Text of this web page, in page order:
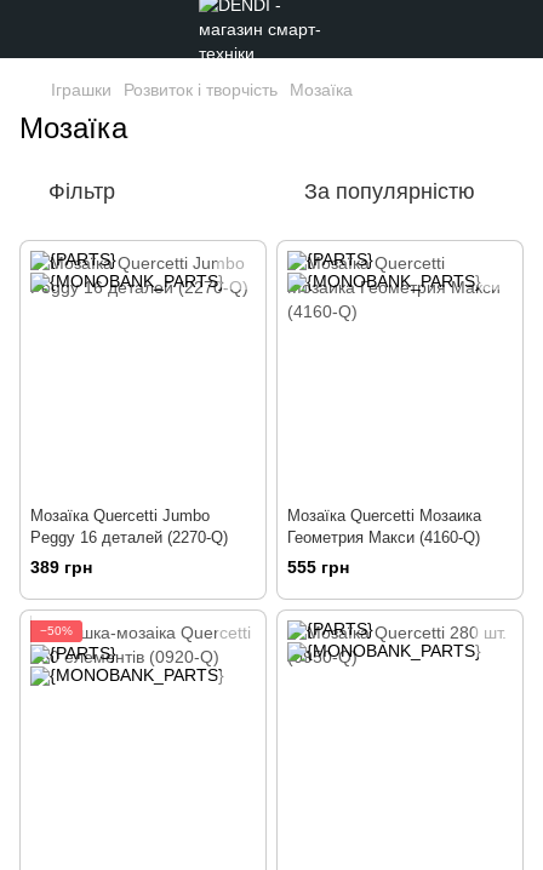
Іграшки Розвиток і творчість Мозаїка
Мозаїка
Фільтр За популярністю
Мозаїка Quercetti Jumbo
Peggy 16 деталей (2270-Q)
389 грн
Мозаїка Quercetti Мозаика
Геометрия Макси (4160-Q)
555 грн
−50%